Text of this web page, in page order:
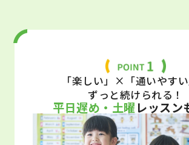
「楽しい」×「通いやす
ずっと続けられる！
平日遅め・土曜レッスン